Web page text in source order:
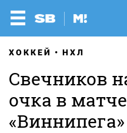
ХОККЕЙ НХЛ
Свечников
очка в
«Виннипега»